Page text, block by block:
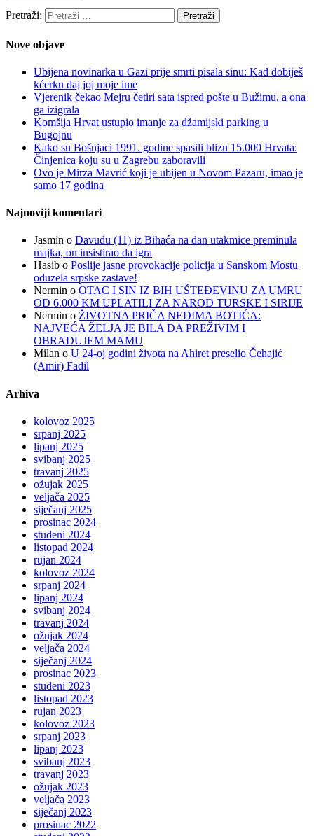
Pretraži:
Nove objave
Ubijena novinarka u Gazi prije smrti pisala sinu: Kad dobiješ
kćerku daj joj moje ime
Vjerenik čekao Mejru četiri sata ispred pošte u Bužimu, a ona
ga izigrala
Komšija Hrvat ustupio imanje za džamijski parking u
Bugojnu
Kako su Bošnjaci 1991. godine spasili blizu 15.000 Hrvata:
Činjenica koju su u Zagrebu zaboravili
Ovo je Mirza Mavrić koji je ubijen u Novom Pazaru, imao je
samo 17 godina
Najnoviji komentari
Jasmin o Davudu (11) iz Bihaća na dan utakmice preminula
majka, on insistirao da igra
Hasib o Poslije jasne provokacije policija u Sanskom Mostu
oduzela srpske zastave!
Nermin o OTAC I SIN IZ BIH UŠTEĐEVINU ZA UMRU
OD 6.000 KM UPLATILI ZA NAROD TURSKE I SIRIJE
Nermin o ŽIVOTNA PRIČA NEDIMA BOTIĆA:
NAJVEĆA ŽELJA JE BILA DA PREŽIVIM I
OBRADUJEM MAMU
Milan o U 24-oj godini života na Ahiret preselio Čehajić
(Amir) Fadil
Arhiva
kolovoz 2025
srpanj 2025
lipanj 2025
svibanj 2025
travanj 2025
ožujak 2025
veljača 2025
siječanj 2025
prosinac 2024
studeni 2024
listopad 2024
rujan 2024
kolovoz 2024
srpanj 2024
lipanj 2024
svibanj 2024
travanj 2024
ožujak 2024
veljača 2024
siječanj 2024
prosinac 2023
studeni 2023
listopad 2023
rujan 2023
kolovoz 2023
srpanj 2023
lipanj 2023
svibanj 2023
travanj 2023
ožujak 2023
veljača 2023
siječanj 2023
prosinac 2022